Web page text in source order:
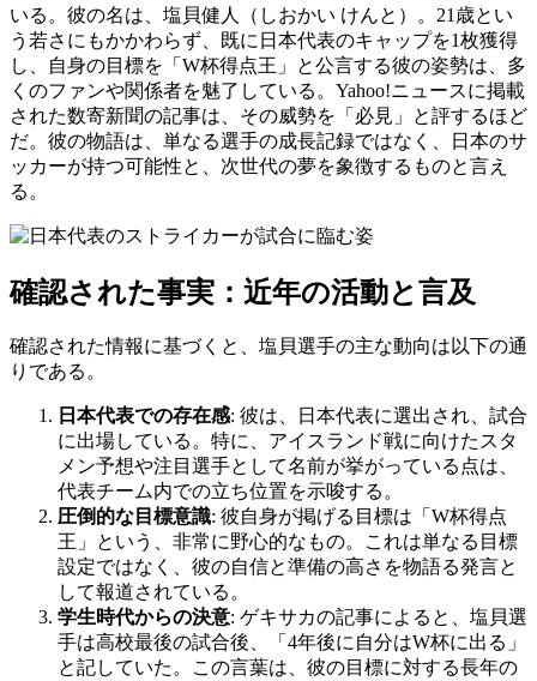
いる。彼の名は、塩貝健人（しおかい けんと）。21歳とい
う若さにもかかわらず、既に日本代表のキャップを1枚獲得
し、自身の目標を「W杯得点王」と公言する彼の姿勢は、多
くのファンや関係者を魅了している。Yahoo!ニュースに掲載
された数寄新聞の記事は、その威勢を「必見」と評するほど
だ。彼の物語は、単なる選手の成長記録ではなく、日本のサ
ッカーが持つ可能性と、次世代の夢を象徴するものと言え
る。
確認された事実：近年の活動と言及
確認された情報に基づくと、塩貝選手の主な動向は以下の通
りである。
日本代表での存在感: 彼は、日本代表に選出され、試合
に出場している。特に、アイスランド戦に向けたスタ
メン予想や注目選手として名前が挙がっている点は、
代表チーム内での立ち位置を示唆する。
圧倒的な目標意識: 彼自身が掲げる目標は「W杯得点
王」という、非常に野心的なもの。これは単なる目標
設定ではなく、彼の自信と準備の高さを物語る発言と
して報道されている。
学生時代からの決意: ゲキサカの記事によると、塩貝選
手は高校最後の試合後、「4年後に自分はW杯に出る」
と記していた。この言葉は、彼の目標に対する長年の